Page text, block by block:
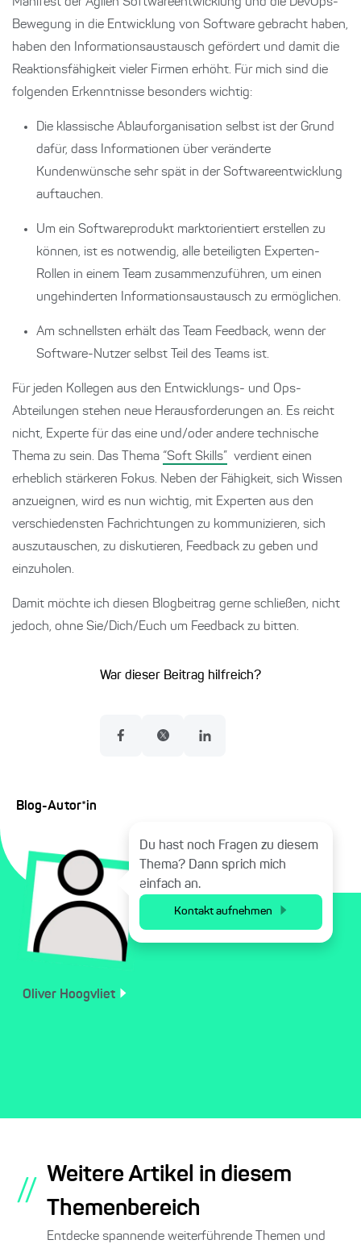
Bewegung in die Entwicklung von Software gebracht haben,
haben den Informationsaustausch gefördert und damit die
Reaktionsfähigkeit vieler Firmen erhöht. Für mich sind die
folgenden Erkenntnisse besonders wichtig:
Die klassische Ablauforganisation selbst ist der Grund
dafür, dass Informationen über veränderte
Kundenwünsche sehr spät in der Softwareentwicklung
auftauchen.
Um ein Softwareprodukt marktorientiert erstellen zu
können, ist es notwendig, alle beteiligten Experten-
Rollen in einem Team zusammenzuführen, um einen
ungehinderten Informationsaustausch zu ermöglichen.
Am schnellsten erhält das Team Feedback, wenn der
Software-Nutzer selbst Teil des Teams ist.
Für jeden Kollegen aus den Entwicklungs- und Ops-
Abteilungen stehen neue Herausforderungen an. Es reicht
nicht, Experte für das eine und/oder andere technische
Thema zu sein. Das Thema “Soft Skills” verdient einen
erheblich stärkeren Fokus. Neben der Fähigkeit, sich Wissen
anzueignen, wird es nun wichtig, mit Experten aus den
verschiedensten Fachrichtungen zu kommunizieren, sich
auszutauschen, zu diskutieren, Feedback zu geben und
einzuholen.
Damit möchte ich diesen Blogbeitrag gerne schließen, nicht
jedoch, ohne Sie/Dich/Euch um Feedback zu bitten.
War dieser Beitrag hilfreich?
Blog-Autor*in
Oliver Hoogvliet
Du hast noch Fragen zu diesem
Thema? Dann sprich mich
einfach an.
Kontakt aufnehmen
//
Weitere Artikel in diesem
Themenbereich
Entdecke spannende weiterführende Themen und